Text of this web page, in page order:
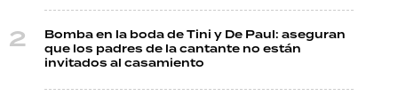
Bomba en la boda de Tini y De Paul: aseguran
que los padres de la cantante no están
invitados al casamiento